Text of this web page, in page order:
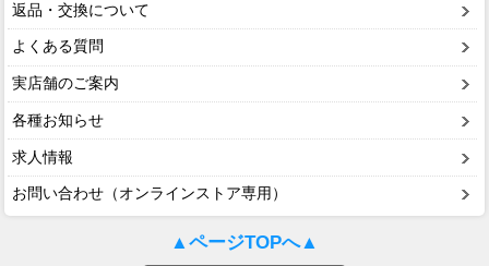
返品・交換について
よくある質問
実店舗のご案内
各種お知らせ
求人情報
お問い合わせ（オンラインストア専用）
▲ページTOPへ▲